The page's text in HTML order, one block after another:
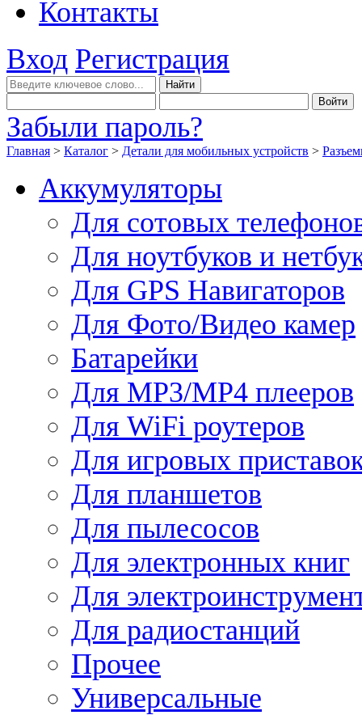
Контакты
Вход Регистрация
Забыли пароль?
Главная > Каталог > Детали для мобильных устройств >
Аккумуляторы
Для сотовых
Для ноутбуков и
Для GPS Навигаторов
Для Фото/Видео камер
Батарейки
Для MP3/MP4 плееров
Для WiFi роутеров
Для игровых
Для планшетов
Для пылесосов
Для электронных книг
Для
Для радиостанций
Прочее
Универсальные